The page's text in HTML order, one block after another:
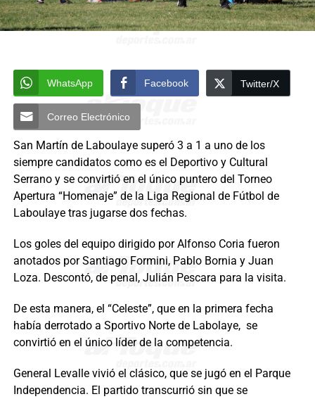
WhatsApp Facebook Twitter/X
Correo Electrónico
San Martín de Laboulaye superó 3 a 1 a uno de los
siempre candidatos como es el Deportivo y Cultural
Serrano y se convirtió en el único puntero del Torneo
Apertura “Homenaje” de la Liga Regional de Fútbol de
Laboulaye tras jugarse dos fechas.
Los goles del equipo dirigido por Alfonso Coria fueron
anotados por Santiago Formini, Pablo Bornia y Juan
Loza. Descontó, de penal, Julián Pescara para la visita.
De esta manera, el “Celeste”, que en la primera fecha
había derrotado a Sportivo Norte de Labolaye, se
convirtió en el único líder de la competencia.
General Levalle vivió el clásico, que se jugó en el Parque
Independencia. El partido transcurrió sin que se